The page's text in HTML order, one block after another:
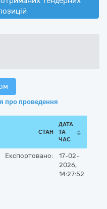
про проведення
СТАН
ДАТА
ТА
ЧАС
Експортовано:
17-02-
2026,
14:27:52